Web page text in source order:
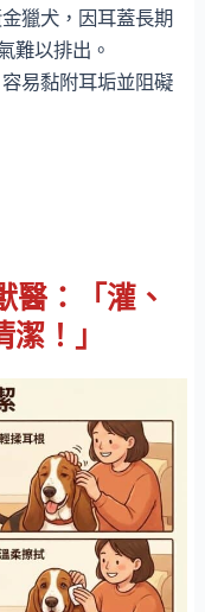
獵犬，因耳蓋長期
難以排出。
易黏附耳垢並阻礙
醫：「灌、
！」